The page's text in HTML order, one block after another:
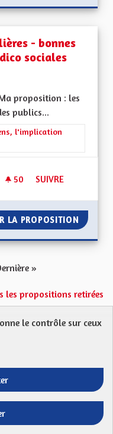
- bonnes
sociales
proposition : les
publics...
: Les solidarités, les soins
l'implication
50 50 ABONNÉS
SUIVRE
LA PROPOSITION
»
les propositions retirées
Data
- Collectivité
mains - Collectivité
vos mains - Collectivité
Entre vos mains -
le contrôle sur ceux